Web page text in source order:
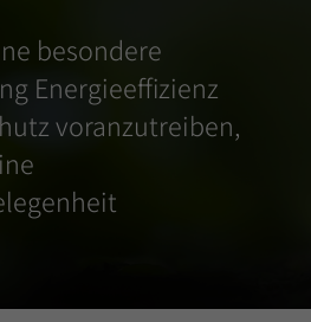
besondere
Energieeffizienz
voranzutreiben,